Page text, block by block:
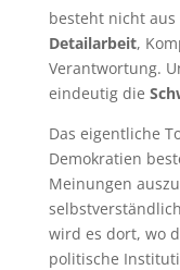
besteht nicht
Detailarbeit,
Verantwortung.
eindeutig die
Das eigentliche
Demokratien
Meinungen
wird es dort, wo
politische